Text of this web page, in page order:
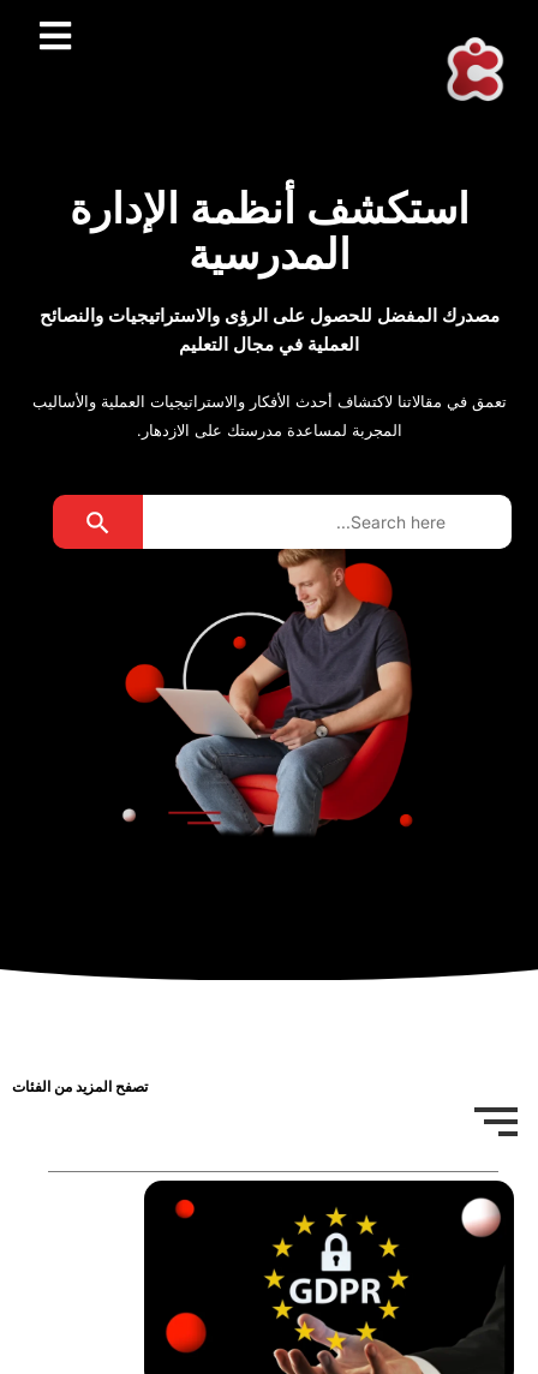
استكشف أنظمة الإدارة
المدرسية
مصدرك المفضل للحصول على الرؤى والاستراتيجيات والنصائح
العملية في مجال التعليم
تعمق في مقالاتنا لاكتشاف أحدث الأفكار والاستراتيجيات العملية والأساليب
المجربة لمساعدة مدرستك على الازدهار.
Search
Search Button
تصفح المزيد من الفئات